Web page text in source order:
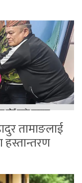
तामाङलाई